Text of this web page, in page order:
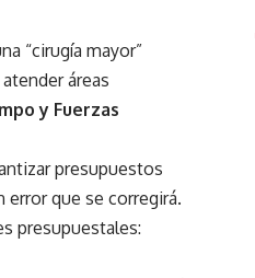
“cirugía mayor”
atender áreas
y Fuerzas
presupuestos
error que se corregirá.
presupuestales: